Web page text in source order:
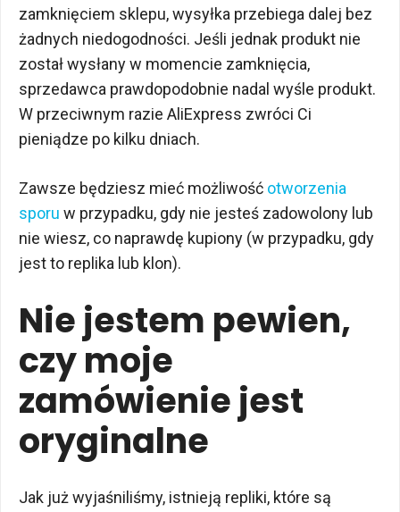
zamknięciem sklepu, wysyłka przebiega dalej bez
żadnych niedogodności. Jeśli jednak produkt nie
został wysłany w momencie zamknięcia,
sprzedawca prawdopodobnie nadal wyśle ​​produkt.
W przeciwnym razie AliExpress zwróci Ci
pieniądze po kilku dniach.
Zawsze będziesz mieć możliwość otworzenia
sporu w przypadku, gdy nie jesteś zadowolony lub
nie wiesz, co naprawdę kupiony (w przypadku, gdy
jest to replika lub klon).
Nie jestem pewien,
czy moje
zamówienie jest
oryginalne
Jak już wyjaśniliśmy, istnieją repliki, które są